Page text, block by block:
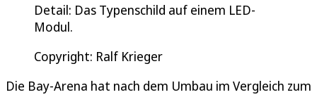
Detail: Das Typenschild auf einem LED-
Modul.
Copyright: Ralf Krieger
Die Bay-Arena hat nach dem Umbau im Vergleich zum